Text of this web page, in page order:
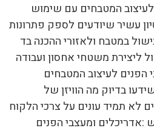
המטבחים עם שימוש
עשיר שיודעים לספק פתרונות
במטבח ולאזורי ההכנה בד
ליצירת משטחי אחסון ועבודה
הפנים לעיצוב המטבחים
בדיוק מה הוויזן של
לא תמיד עונים על צרכי הלקוח
ומעצבי הפנים